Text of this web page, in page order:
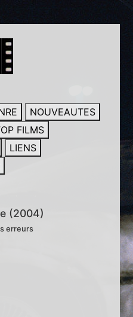
NOUVEAUTES
FILMS
LIENS
(2004)
erreurs